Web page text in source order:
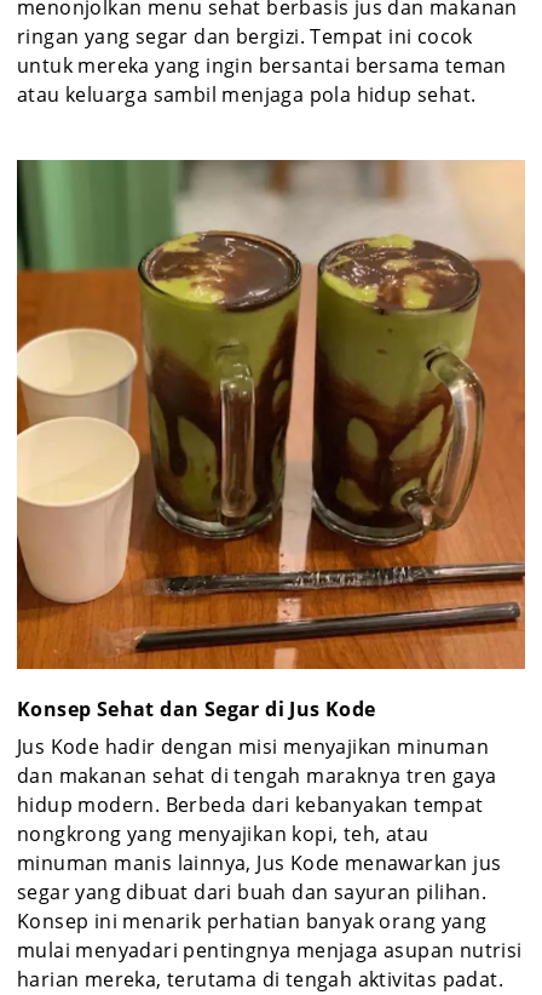
menonjolkan menu sehat berbasis jus dan makanan
ringan yang segar dan bergizi. Tempat ini cocok
untuk mereka yang ingin bersantai bersama teman
atau keluarga sambil menjaga pola hidup sehat.
Konsep Sehat dan Segar di Jus Kode
Jus Kode hadir dengan misi menyajikan minuman
dan makanan sehat di tengah maraknya tren gaya
hidup modern. Berbeda dari kebanyakan tempat
nongkrong yang menyajikan kopi, teh, atau
minuman manis lainnya, Jus Kode menawarkan jus
segar yang dibuat dari buah dan sayuran pilihan.
Konsep ini menarik perhatian banyak orang yang
mulai menyadari pentingnya menjaga asupan nutrisi
harian mereka, terutama di tengah aktivitas padat.